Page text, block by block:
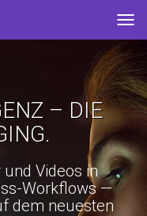
– DIE
Videos in
Workflows —
dem neuesten